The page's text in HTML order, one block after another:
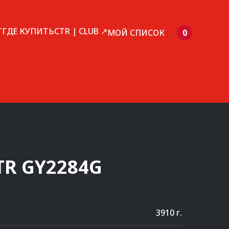
ГДЕ КУПИТЬCTR | CLUB ↗МОЙ СПИСОК 0
GY2284G
3910 г.